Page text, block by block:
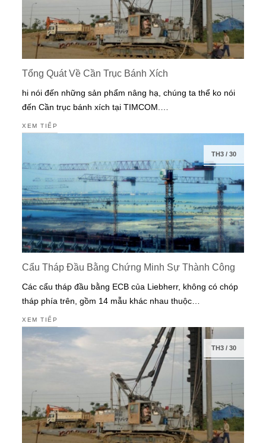
Tổng Quát Về Cần Trục Bánh Xích
hi nói đến những sản phẩm nâng hạ, chúng ta thể ko nói
đến Cần trục bánh xích tại TIMCOM.…
XEM TIẾP
TH3/ 30
Cẩu Tháp Đầu Bằng Chứng Minh Sự Thành Công
Các cẩu tháp đầu bằng ECB của Liebherr, không có chóp
tháp phía trên, gồm 14 mẫu khác nhau thuộc…
XEM TIẾP
TH3/ 30